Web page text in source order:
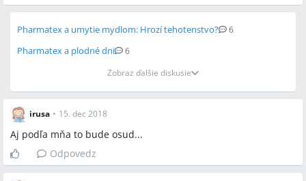
Pharmatex a umytie mydlom: Hrozí tehotenstvo? 6
Pharmatex a plodné dni
6
Zobraz ďalšie diskusie
irusa • 15. dec 2018
Aj podľa mňa to bude osud...
Odpovedz